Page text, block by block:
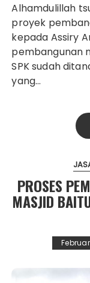
Alhamdulillah
proyek
kepada Assiry
pembangunan
SPK sudah
yang…
PROSES
MASJID